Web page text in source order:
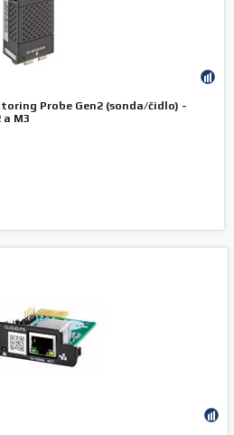
Probe Gen2 (sonda/čidlo) -
M3